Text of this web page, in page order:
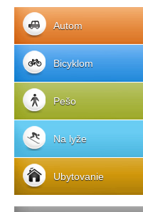
Autom
Bicyklom
Pešo
Na lyže
Ubytovanie